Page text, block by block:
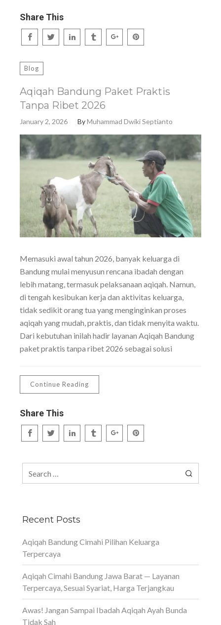
Share This
Blog
Aqiqah Bandung Paket Praktis
Tanpa Ribet 2026
January 2, 2026 ByMuhammad Dwiki Septianto
Memasuki awal tahun 2026, banyak keluarga di
Bandung mulai menyusun rencana ibadah dengan
lebih matang, termasuk pelaksanaan aqiqah. Namun,
di tengah kesibukan kerja dan aktivitas keluarga,
tidak sedikit orang tua yang menginginkan proses
aqiqah yang mudah, praktis, dan tidak menyita waktu.
Dari kebutuhan inilah hadir layanan Aqiqah Bandung
paket praktis tanpa ribet 2026 sebagai solusi
Continue Reading
Share This
Recent Posts
Aqiqah Bandung Cimahi Pilihan Keluarga
Terpercaya
Aqiqah Cimahi Bandung Jawa Barat — Layanan
Terpercaya, Sesuai Syariat, Harga Terjangkau
Awas! Jangan Sampai Ibadah Aqiqah Ayah Bunda
Tidak Sah